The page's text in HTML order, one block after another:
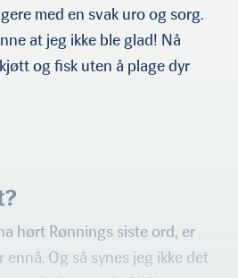
med en svak uro og sorg.
at jeg ikke ble glad! Nå
og fisk uten å plage dyr
hørt Rønnings siste ord, er
ennå. Og så synes jeg ikke det